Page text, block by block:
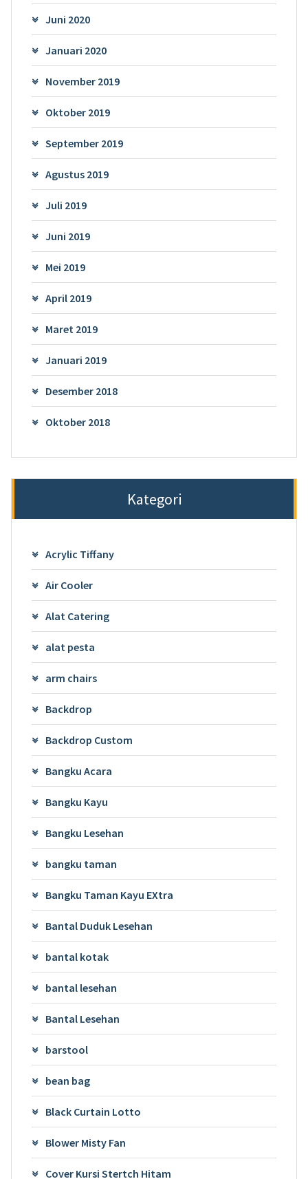
Juni 2020
Januari 2020
November 2019
Oktober 2019
September 2019
Agustus 2019
Juli 2019
Juni 2019
Mei 2019
April 2019
Maret 2019
Januari 2019
Desember 2018
Oktober 2018
Kategori
Acrylic Tiffany
Air Cooler
Alat Catering
alat pesta
arm chairs
Backdrop
Backdrop Custom
Bangku Acara
Bangku Kayu
Bangku Lesehan
bangku taman
Bangku Taman Kayu EXtra
Bantal Duduk Lesehan
bantal kotak
bantal lesehan
Bantal Lesehan
barstool
bean bag
Black Curtain Lotto
Blower Misty Fan
Cover Kursi Stertch Hitam